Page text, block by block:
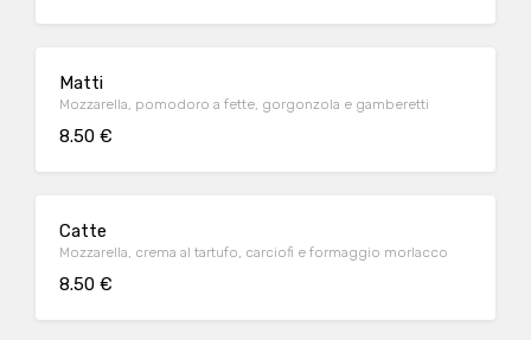
Matti
Mozzarella, pomodoro a fette, gorgonzola e gamberetti
8.50 €
Catte
Mozzarella, crema al tartufo, carciofi e formaggio morlacco
8.50 €